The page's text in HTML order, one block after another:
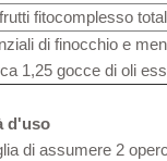
fitocomplesso
di finocchio e
1,25 gocce di oli
d'uso
di assumere 2